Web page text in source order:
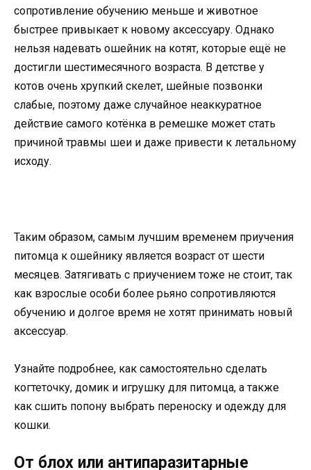
сопротивление обучению меньше и животное
быстрее привыкает к новому аксессуару. Однако
нельзя надевать ошейник на котят, которые ещё не
достигли шестимесячного возраста. В детстве у
котов очень хрупкий скелет, шейные позвонки
слабые, поэтому даже случайное неаккуратное
действие самого котёнка в ремешке может стать
причиной травмы шеи и даже привести к летальному
исходу.
Таким образом, самым лучшим временем приучения
питомца к ошейнику является возраст от шести
месяцев. Затягивать с приучением тоже не стоит, так
как взрослые особи более рьяно сопротивляются
обучению и долгое время не хотят принимать новый
аксессуар.
Узнайте подробнее, как самостоятельно сделать
когтеточку, домик и игрушку для питомца, а также
как сшить попону выбрать переноску и одежду для
кошки.
От блох или антипаразитарные